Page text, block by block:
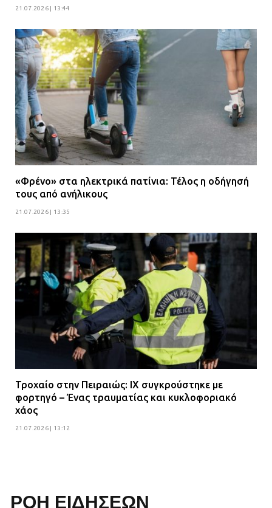
21.07.2026 | 13:44
«Φρένο» στα ηλεκτρικά πατίνια: Τέλος η οδήγησή
τους από ανήλικους
21.07.2026 | 13:35
Τροχαίο στην Πειραιώς: ΙΧ συγκρούστηκε με
φορτηγό – Ένας τραυματίας και κυκλοφοριακό
χάος
21.07.2026 | 13:12
ΡΟΗ ΕΙΔΗΣΕΩΝ